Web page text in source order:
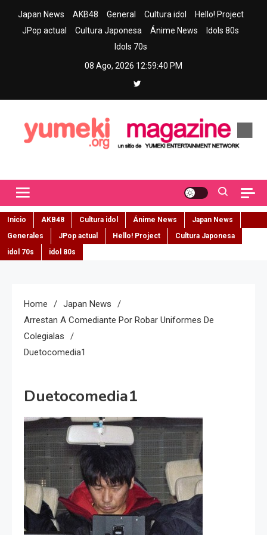
Japan News AKB48 General Cultura idol
Hello! Project
JPop actual
Cultura Japonesa Ánime News
Idols 80s
Idols 70s
08 Ago, 2026 12:59:41 PM
Inicio AKB48 Cultura idol Ánime News
Japan News
Generales
JPop actual Hello! Project
Cultura Japonesa
idol 70s
idol 80s
Home
Japan News
Arrestan A Comediante Por Robar Uniformes De
Colegialas
Duetocomedia1
Duetocomedia1